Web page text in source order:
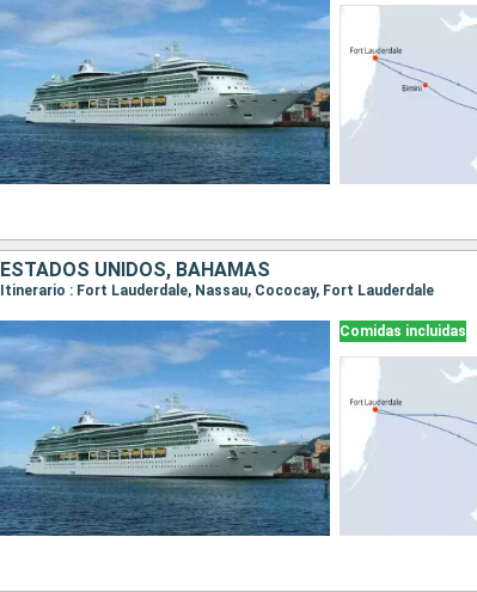
ESTADOS UNIDOS, BAHAMAS
Itinerario : Fort Lauderdale, Nassau, Cococay, Fort Lauderdale
Comidas incluidas